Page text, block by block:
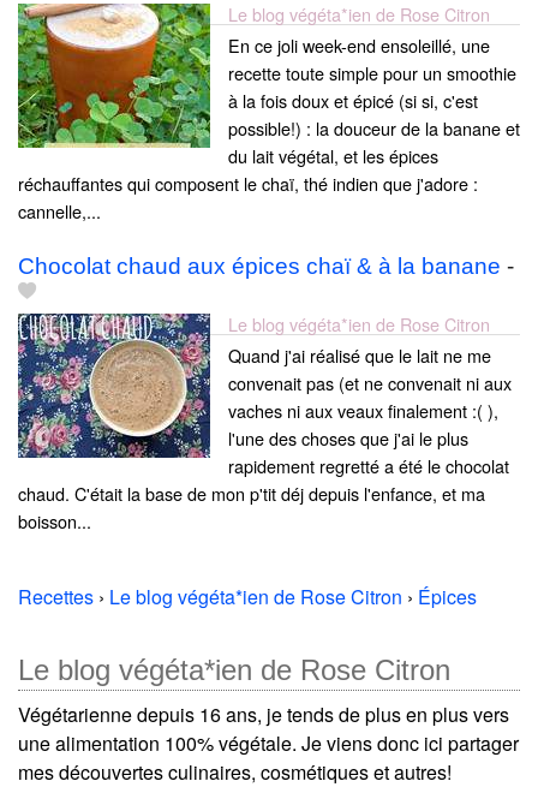
Le blog végéta*ien de Rose Citron
En ce joli week-end ensoleillé, une
recette toute simple pour un smoothie
à la fois doux et épicé (si si, c'est
possible!) : la douceur de la banane et
du lait végétal, et les épices
réchauffantes qui composent le chaï, thé indien que j'adore :
cannelle,...
Chocolat chaud aux épices chaï & à la banane -
Le blog végéta*ien de Rose Citron
Quand j'ai réalisé que le lait ne me
convenait pas (et ne convenait ni aux
vaches ni aux veaux finalement :( ),
l'une des choses que j'ai le plus
rapidement regretté a été le chocolat
chaud. C'était la base de mon p'tit déj depuis l'enfance, et ma
boisson...
Recettes › Le blog végéta*ien de Rose Citron › Épices
Le blog végéta*ien de Rose Citron
Végétarienne depuis 16 ans, je tends de plus en plus vers
une alimentation 100% végétale. Je viens donc ici partager
mes découvertes culinaires, cosmétiques et autres!